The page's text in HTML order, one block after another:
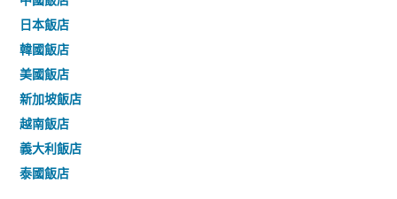
日本飯店
韓國飯店
美國飯店
新加坡飯店
越南飯店
義大利飯店
泰國飯店